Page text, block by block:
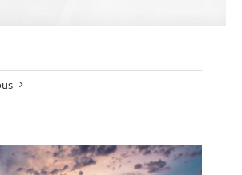
View
Larger